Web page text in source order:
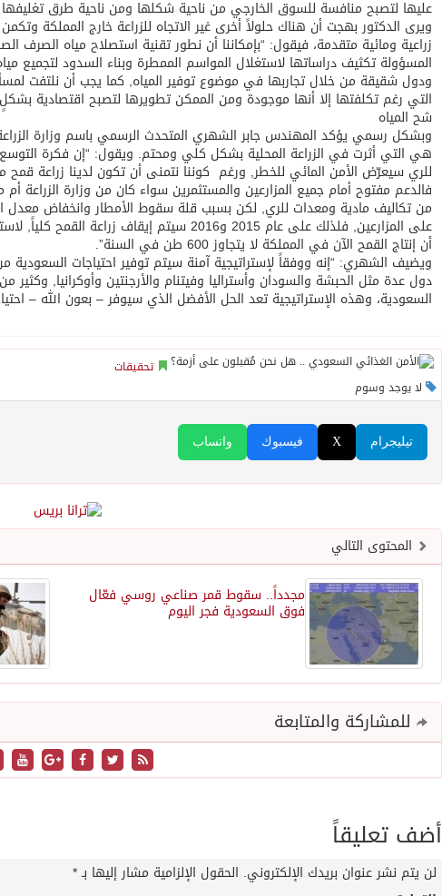
عليها لتصبح منافسة للسوق الخارجي من ناحية شكلها ومن ناحية طرق
ويرى الدكتور بهجت أن هناك حلولاً أخرى غير الاتجاه للزراعة خارج المملكة
زراعية ومائية متقدمة، فيقول: “بإمكاننا أن نطور تقنية استصلاح مياه الصرف
المسؤولة تكثيف دراساتها لاستغلال المواسم الممطرة وبناء السدود لتجميع
ودول شقيقة من خلال تجاربها في موضوع توفير المياه, كما يجب أن نلتفت
التي رغم تكلفتها إلا أنها موجودة ومن الممكن تطويرها لتصبح اقتصادية بشكلٍ
شح المياه
وبشكل رسمي يؤكد المهندس جابر الشهري المتحدث الرسمي باسم وزارة
هي التي أثرت في الزراعة المحلية بشكل كلي ومحتم. ويقول: “إن فكرة
للري سيعرّض الأمن المائي للخطر, ورغم كوننا نتمنى أن تكون لدينا زراعة قمح
فالدعم مفتوح أمام جميع المزارعين والمستثمرين سواء كان من وزارة الزراعة
من تكاليف مادية ومعدات للري, لكن بسبب قلة سقوط الأمطار وانخفاض معدل
على المزارعين, فلذلك على عام 2015 و2016 سيتم
أن إنتاج القمح الآن في المملكة لا يتجاوز 600 طن في السنة”.
ويضيف الشهري: “إنه ووفقاً لإستراتيجية آمنة سيتم توفير احتياجات السعودية
دول عدة مثل الحبشة والسودان وأستراليا وفيتنام والأرجنتين وأوكرانيا, وكثير
السعودية، وهذه الإستراتيجية تعد الحل الأفضل الذي سيوفر – بعون الله –
تحقيقات
لا يوجد وسوم
واتساب فيسبوك X تيليجرام
المحتوى التالي
مجدداً.. سقوط قمر صناعي روسي فعّال
فوق السعودية فجر اليوم
للمشاركة والمتابعة
أضف تعليقاً
لن يتم نشر عنوان بريدك الإلكتروني. الحقول الإلزامية مشار إليها بـ*